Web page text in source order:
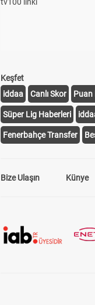
Keşfet
iddaa
Canlı Skor Puan
Süper Lig Haberleri
Fenerbahçe Transfer
Bize Ulaşın Künye